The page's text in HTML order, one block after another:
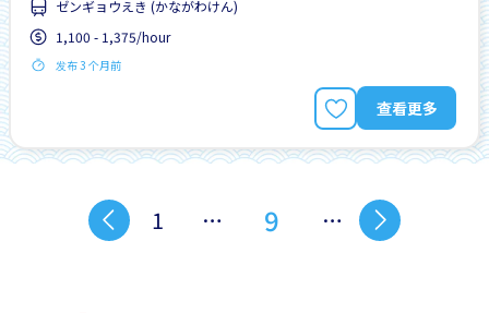
ゼンギョウえき (かながわけん)
1,100 - 1,375/hour
发布 3 个月前
查看更多
1 … 9 …